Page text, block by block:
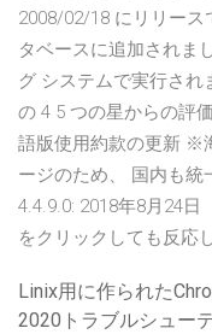
2008/02/18 にリリー
タベースに追加されま
グ システムで実行され
の 4 5 つの星からの評
語版使用約款の更新 ※
ージのため、 国内も統
4.4.9.0: 2018年8月24日
をクリックしても反応
Linix用に作られた
2020トラブルシュー